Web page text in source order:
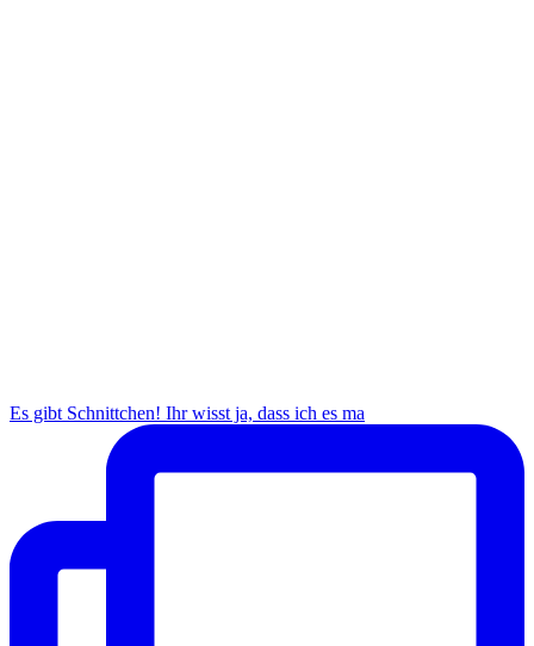
Es gibt Schnittchen! Ihr wisst ja, dass ich es ma